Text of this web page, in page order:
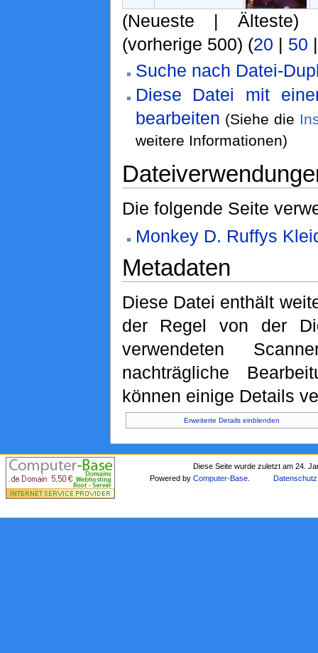
(Neueste | Älteste)
(vorherige 500) (20 | 50
Suche nach Datei-
Diese Datei mit
bearbeiten (Siehe die
weitere Informationen)
Die folgende Seite
Monkey D. Ruffys
Metadaten
Diese Datei enthält
der Regel von der
verwendeten
nachträgliche
können einige Details
Erweiterte Details einblenden
Diese Seite wurde zuletzt am 24.
Powered byComputer-Base Datenschutz